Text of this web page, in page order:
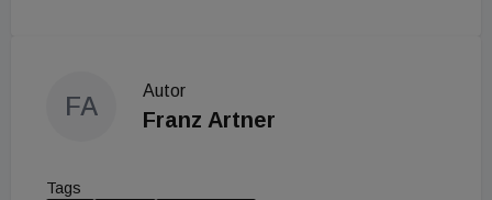
FA
Autor
Franz Artner
Tags